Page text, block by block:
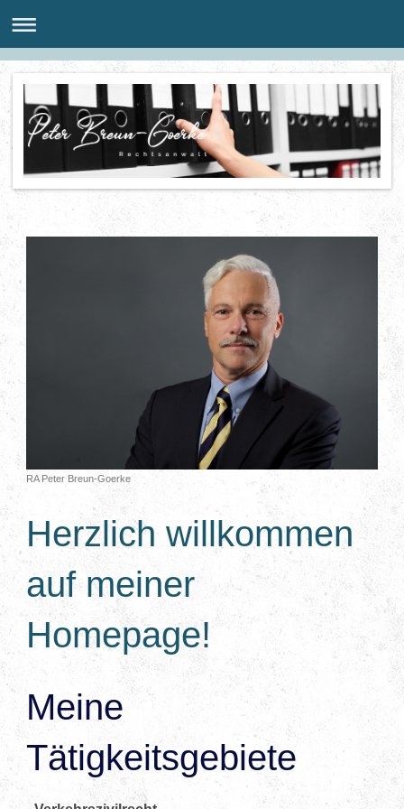
RA Peter Breun-Goerke
Herzlich willkommen
auf meiner
Homepage!
Meine
Tätigkeitsgebiete